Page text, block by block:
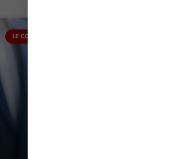
LE COIN DU DIRIGEANT